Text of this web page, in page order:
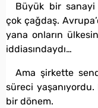
Büyük bir
çok çağdaş.
yana onların
iddiasındaydı…
Ama şirkette
süreci
bir dönem.